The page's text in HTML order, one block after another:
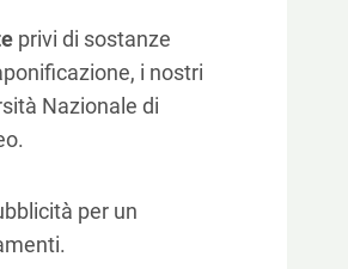
privi di sostanze
i nostri
Nazionale di
per un